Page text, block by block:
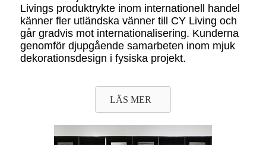
Livings produktrykte inom internationell handel
känner fler utländska vänner till CY Living och
går gradvis mot internationalisering. Kunderna
genomför djupgående samarbeten inom mjuk
dekorationsdesign i fysiska projekt.
LÄS MER